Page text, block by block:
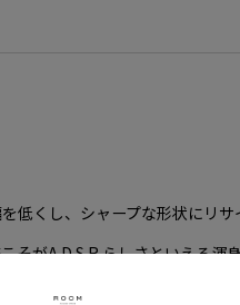
低くし、 シャープな形状にリ
そがA.D.S.R.らしさといえる渾